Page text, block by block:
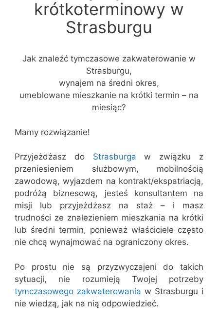
krótkoterminowy w
Strasburgu
Jak znaleźć tymczasowe zakwaterowanie w
Strasburgu,
wynajem na średni okres,
umeblowane mieszkanie na krótki termin – na
miesiąc?
Mamy rozwiązanie!
Przyjeżdżasz do Strasburga w związku z
przeniesieniem służbowym, mobilnością
zawodową, wyjazdem na kontrakt/ekspatriacją,
podróżą biznesową, jesteś konsultantem na
misji lub przyjeżdżasz na staż – i masz
trudności ze znalezieniem mieszkania na krótki
lub średni termin, ponieważ właściciele często
nie chcą wynajmować na ograniczony okres.
Po prostu nie są przyzwyczajeni do takich
sytuacji, nie rozumieją Twojej potrzeby
tymczasowego zakwaterowania w Strasburgu i
nie wiedzą, jak na nią odpowiedzieć.